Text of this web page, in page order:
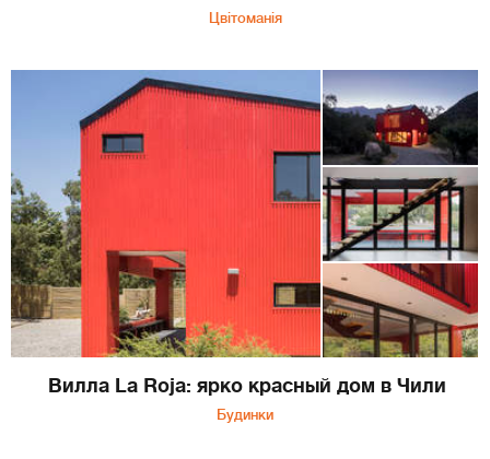
Цвітоманія
Вилла La Roja: ярко красный дом в Чили
Будинки